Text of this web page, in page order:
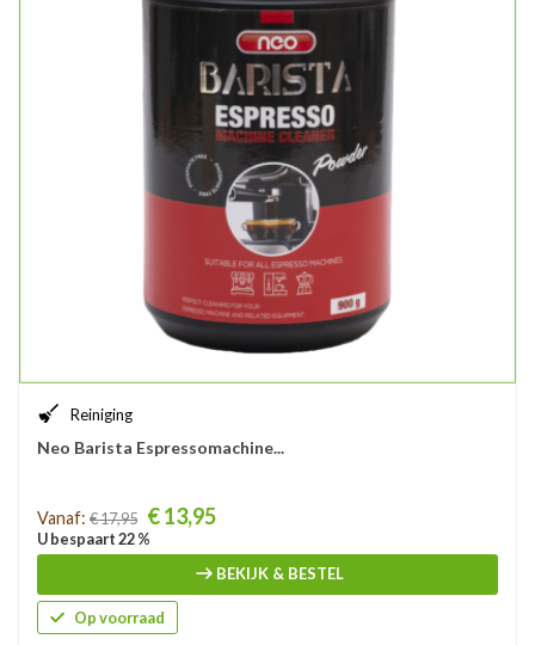
Reiniging
Neo Barista Espressomachine...
Prijs
Vanaf: € 17,95 € 13,95
U bespaart 22 %
BEKIJK & BESTEL
Op voorraad